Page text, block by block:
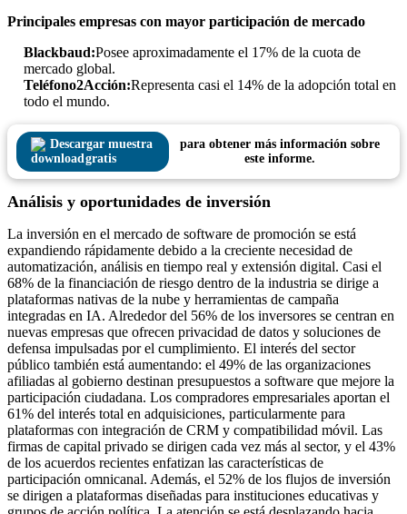
Principales empresas con mayor participación de mercado
Blackbaud:Posee aproximadamente el 17% de la cuota de
mercado global.
Teléfono2Acción:Representa casi el 14% de la adopción total en
todo el mundo.
Descargar muestra
gratis
para obtener más información sobre
este informe.
Análisis y oportunidades de inversión
La inversión en el mercado de software de promoción se está
expandiendo rápidamente debido a la creciente necesidad de
automatización, análisis en tiempo real y extensión digital. Casi el
68% de la financiación de riesgo dentro de la industria se dirige a
plataformas nativas de la nube y herramientas de campaña
integradas en IA. Alrededor del 56% de los inversores se centran en
nuevas empresas que ofrecen privacidad de datos y soluciones de
defensa impulsadas por el cumplimiento. El interés del sector
público también está aumentando: el 49% de las organizaciones
afiliadas al gobierno destinan presupuestos a software que mejore la
participación ciudadana. Los compradores empresariales aportan el
61% del interés total en adquisiciones, particularmente para
plataformas con integración de CRM y compatibilidad móvil. Las
firmas de capital privado se dirigen cada vez más al sector, y el 43%
de los acuerdos recientes enfatizan las características de
participación omnicanal. Además, el 52% de los flujos de inversión
se dirigen a plataformas diseñadas para instituciones educativas y